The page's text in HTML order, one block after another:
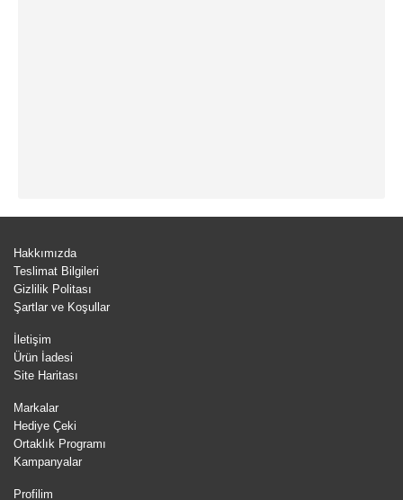
Hakkımızda
Teslimat Bilgileri
Gizlilik Politası
Şartlar ve Koşullar
İletişim
Ürün İadesi
Site Haritası
Markalar
Hediye Çeki
Ortaklık Programı
Kampanyalar
Profilim